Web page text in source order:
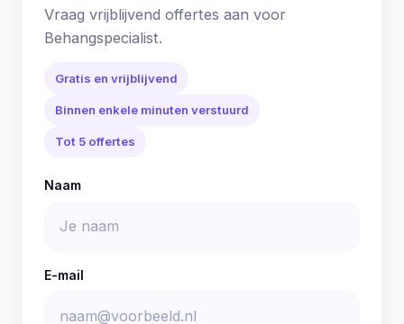
Vraag vrijblijvend offertes aan voor
Behangspecialist.
Gratis en vrijblijvend
Binnen enkele minuten verstuurd
Tot 5 offertes
Naam
E-mail